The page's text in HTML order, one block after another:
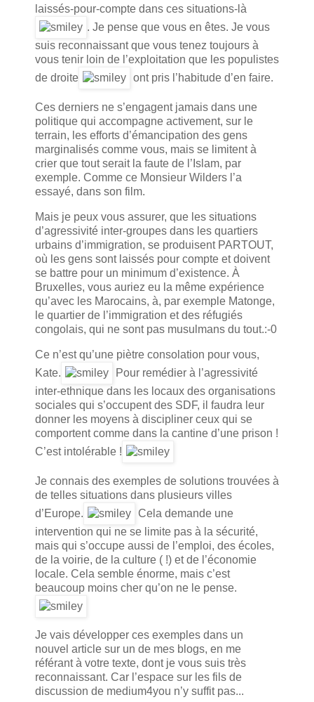
laissés-pour-compte dans ces situations-là
. Je pense que vous en êtes. Je vous
suis reconnaissant que vous tenez toujours à
vous tenir loin de l’exploitation que les populistes
de droite
ont pris l’habitude d’en faire.
Ces derniers ne s’engagent jamais dans une
politique qui accompagne activement, sur le
terrain, les efforts d’émancipation des gens
marginalisés comme vous, mais se limitent à
crier que tout serait la faute de l’Islam, par
exemple. Comme ce Monsieur Wilders l’a
essayé, dans son film.
Mais je peux vous assurer, que les situations
d’agressivité inter-groupes dans les quartiers
urbains d’immigration, se produisent PARTOUT,
où les gens sont laissés pour compte et doivent
se battre pour un minimum d’existence. À
Bruxelles, vous auriez eu la même expérience
qu’avec les Marocains, à, par exemple Matonge,
le quartier de l’immigration et des réfugiés
congolais, qui ne sont pas musulmans du tout.:-0
Ce n’est qu’une piètre consolation pour vous,
Kate.
Pour remédier à l’agressivité
inter-ethnique dans les locaux des organisations
sociales qui s’occupent des SDF, il faudra leur
donner les moyens à discipliner ceux qui se
comportent comme dans la cantine d’une prison !
C’est intolérable !
Je connais des exemples de solutions trouvées à
de telles situations dans plusieurs villes
d’Europe.
Cela demande une
intervention qui ne se limite pas à la sécurité,
mais qui s’occupe aussi de l’emploi, des écoles,
de la voirie, de la culture ( !) et de l’économie
locale. Cela semble énorme, mais c’est
beaucoup moins cher qu’on ne le pense.
Je vais développer ces exemples dans un
nouvel article sur un de mes blogs, en me
référant à votre texte, dont je vous suis très
reconnaissant. Car l’espace sur les fils de
discussion de medium4you n’y suffit pas...